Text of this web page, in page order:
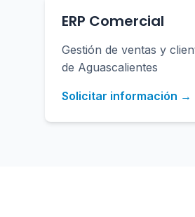
ERP Comercial
Gestión de ventas y
de Aguascalientes
Solicitar información →